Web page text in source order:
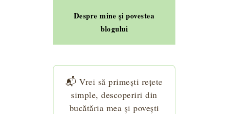
Despre mine și povestea
blogului
📬 Vrei să primești rețete
simple, descoperiri din
bucătăria mea și povești